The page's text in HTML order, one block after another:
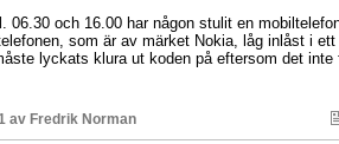
06.30 och 16.00 har någon stulit en
som är av märket Nokia, låg inlåst i
lyckats klura ut koden på eftersom det inte
av Fredrik Norman